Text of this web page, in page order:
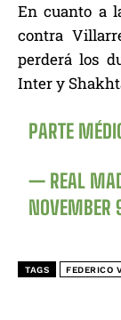
En cuanto a
contra
perderá los
Inter y
PARTE
— REAL
TAGS FEDERICO